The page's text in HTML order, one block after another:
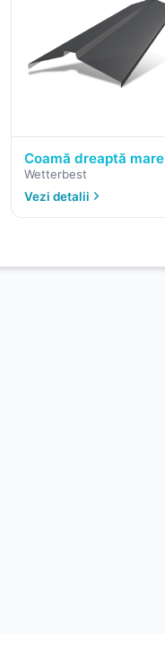
Coamă dreaptă mare
Wetterbest
Vezi detalii